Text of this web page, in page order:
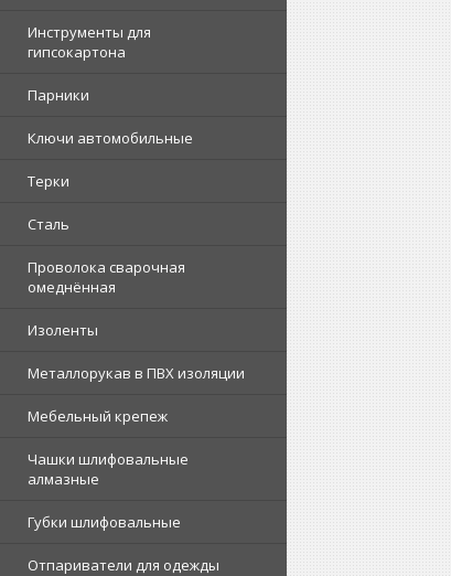
Инструменты для
гипсокартона
Парники
Ключи автомобильные
Терки
Сталь
Проволока сварочная
омеднённая
Изоленты
Металлорукав в ПВХ изоляции
Мебельный крепеж
Чашки шлифовальные
алмазные
Губки шлифовальные
Отпариватели для одежды